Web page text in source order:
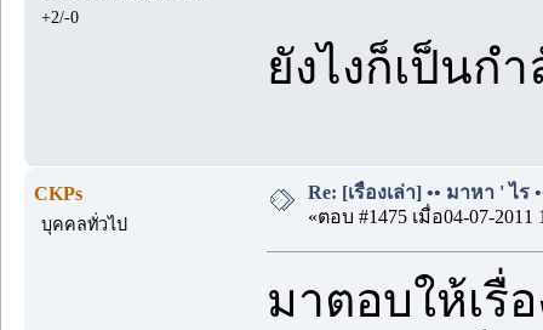
+2/-0
ยังไงก็เป็นก
CKPs
บุคคลทั่วไป
Re: [เรื่องเล่า] •• มาหา ' ไร
«ตอบ #1475 เมื่อ04-07-2011
มาตอบให้เรื่